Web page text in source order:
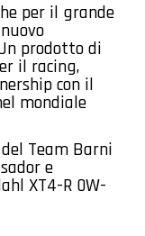
per il grande
prodotto di
il racing,
con il
mondiale
Team Barni
e
XT4-R 0W-